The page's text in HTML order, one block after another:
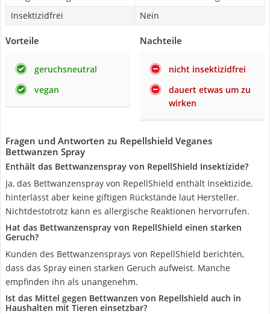
Insektizidfrei
Nein
Vorteile
geruchsneutral
vegan
Nachteile
nicht insektizidfrei
dauert etwas um zu
wirken
Fragen und Antworten zu Repellshield Veganes
Bettwanzen Spray
Enthält das Bettwanzenspray von RepellShield Insektizide?
Ja, das Bettwanzenspray von RepellShield enthält Insektizide,
hinterlässt aber keine giftigen Rückstände laut Hersteller.
Nichtdestotrotz kann es allergische Reaktionen hervorrufen.
Hat das Bettwanzenspray von RepellShield einen starken
Geruch?
Kunden des Bettwanzensprays von RepellShield berichten,
dass das Spray einen starken Geruch aufweist. Manche
empfinden ihn als unangenehm.
Ist das Mittel gegen Bettwanzen von Repellshield auch in
Haushalten mit Tieren einsetzbar?